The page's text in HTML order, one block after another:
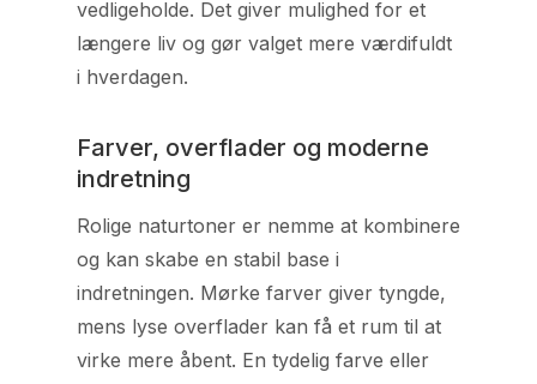
vedligeholde. Det giver mulighed for et
længere liv og gør valget mere værdifuldt
i hverdagen.
Farver, overflader og moderne
indretning
Rolige naturtoner er nemme at kombinere
og kan skabe en stabil base i
indretningen. Mørke farver giver tyngde,
mens lyse overflader kan få et rum til at
virke mere åbent. En tydelig farve eller